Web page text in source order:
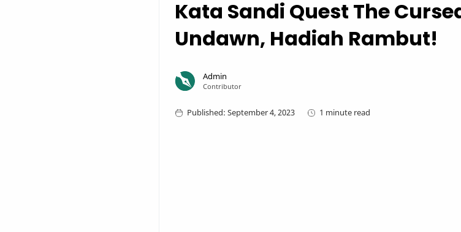
Kata Sandi Quest The
Undawn, Hadiah Rambut!
1 minute read